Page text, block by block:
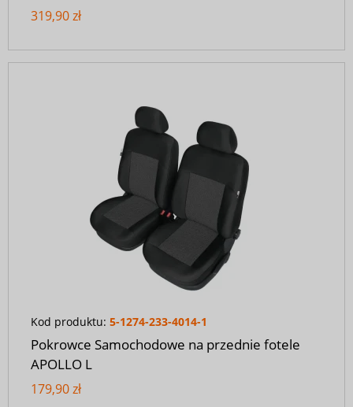
319,90 zł
Kod produktu: 5-1274-233-4014-1
Pokrowce Samochodowe na przednie fotele
APOLLO L
179,90 zł